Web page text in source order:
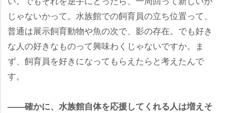
じゃないかって。水族館での飼育員の立ち位置って、
普通は展示飼育動物や魚の次で、影の存在。でも好き
な人の好きなものって興味わくじゃないですか。ま
ず、飼育員を好きになってもらえたらと考えたんで
す。
――確かに、水族館自体を応援してくれる人は増えそ